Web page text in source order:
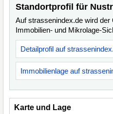
Standortprofil für
Auf strassenindex.de wird der
Immobilien- und Mikrolage-
Detailprofil auf
Immobilienlage auf
Karte und Lage